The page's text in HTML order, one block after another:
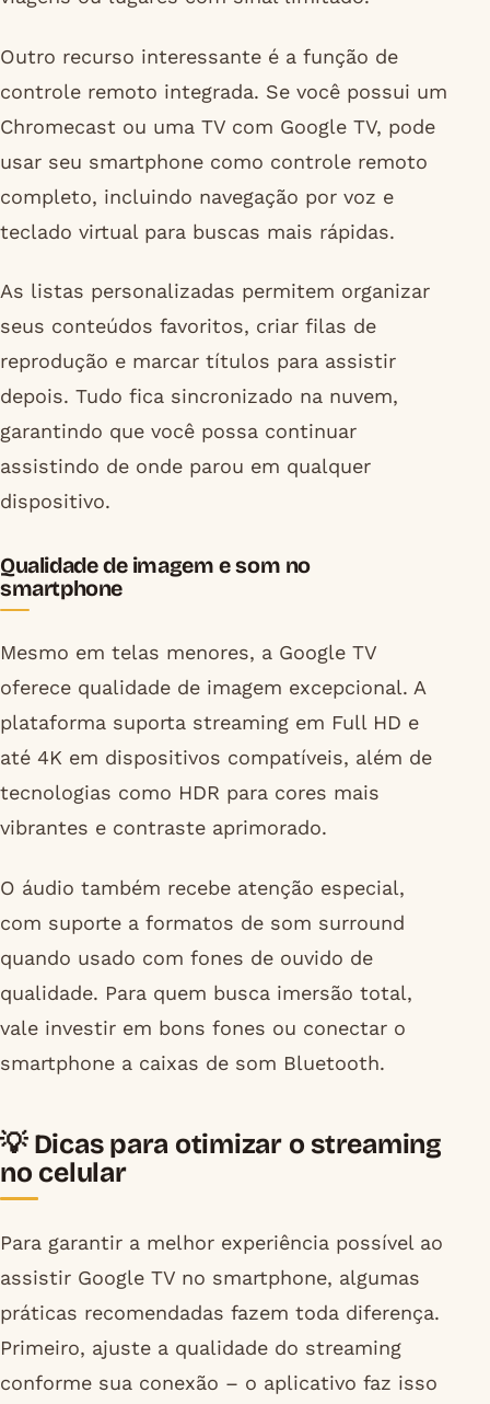
Outro recurso interessante é a função de
controle remoto integrada. Se você possui um
Chromecast ou uma TV com Google TV, pode
usar seu smartphone como controle remoto
completo, incluindo navegação por voz e
teclado virtual para buscas mais rápidas.
As listas personalizadas permitem organizar
seus conteúdos favoritos, criar filas de
reprodução e marcar títulos para assistir
depois. Tudo fica sincronizado na nuvem,
garantindo que você possa continuar
assistindo de onde parou em qualquer
dispositivo.
Qualidade de imagem e som no
smartphone
Mesmo em telas menores, a Google TV
oferece qualidade de imagem excepcional. A
plataforma suporta streaming em Full HD e
até 4K em dispositivos compatíveis, além de
tecnologias como HDR para cores mais
vibrantes e contraste aprimorado.
O áudio também recebe atenção especial,
com suporte a formatos de som surround
quando usado com fones de ouvido de
qualidade. Para quem busca imersão total,
vale investir em bons fones ou conectar o
smartphone a caixas de som Bluetooth.
💡 Dicas para otimizar o streaming
no celular
Para garantir a melhor experiência possível ao
assistir Google TV no smartphone, algumas
práticas recomendadas fazem toda diferença.
Primeiro, ajuste a qualidade do streaming
conforme sua conexão – o aplicativo faz isso